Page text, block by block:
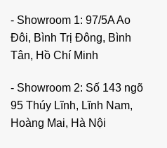
- Showroom 1: 97/5A Ao
Đôi, Bình Trị Đông, Bình
Tân, Hồ Chí Minh
- Showroom 2: Số 143 ngõ
95 Thúy Lĩnh, Lĩnh Nam,
Hoàng Mai, Hà Nội